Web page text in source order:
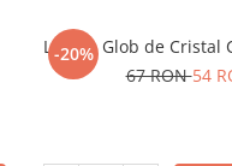
-20%
Lampa Glob de Cristal
67 RON54